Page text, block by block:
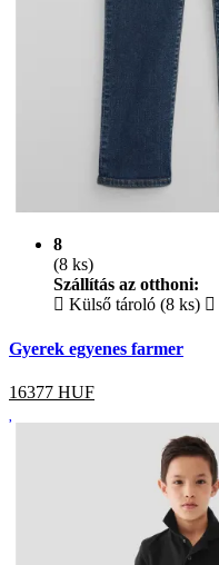
8
(8 ks)
Szállítás az otthoni:
Külső tároló (8 ks)
Gyerek egyenes farmer
16377 HUF